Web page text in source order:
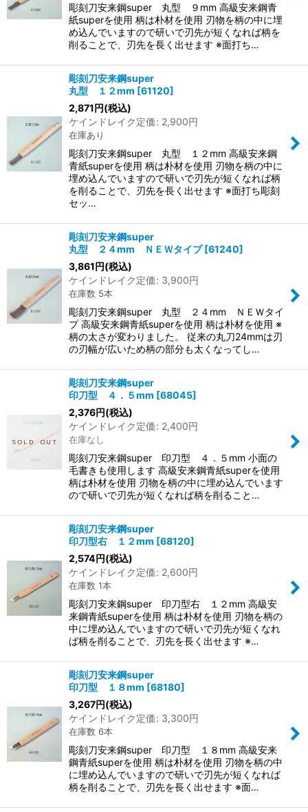
彫刻刀安来鋼super 丸型 ９mm 高級安来鋼青
紙superを使用 柄は朴材を使用 刃物を柄の中に埋
め込んでいますので研いで刃先が短くなれば柄を
削ることで、刃先を長く出せます ※面打ち…
彫刻刀安来鋼super
丸型 １２mm [61120]
2,871円(税込)
ケインドレイク定価: 2,900円
在庫あり
彫刻刀安来鋼super 丸型 １２mm 高級安来鋼
青紙superを使用 柄は朴材を使用 刃物を柄の中に
埋め込んでいますので研いで刃先が短くなれば柄
を削ることで、刃先を長く出せます ※面打ち彫刻
セッ…
彫刻刀安来鋼super
丸型 ２４mm ＮＥＷタイプ [61240]
3,861円(税込)
ケインドレイク定価: 3,900円
在庫数 5本
彫刻刀安来鋼super 丸型 ２４mm ＮＥＷタイ
プ 高級安来鋼青紙superを使用 柄は朴材を使用 ※
柄の太さが変わりました。 従来の丸刀24mmは刃
の刃幅が広いため柄の部分も太くなってし…
彫刻刀安来鋼super
印刀型 ４．５mm [68045]
2,376円(税込)
ケインドレイク定価: 2,400円
在庫なし
彫刻刀安来鋼super 印刀型 ４．５mm 小面の
毛書きも使用します 高級安来鋼青紙superを使用
柄は朴材を使用 刃物を柄の中に埋め込んでいます
ので研いで刃先が短くなれば柄を削ること…
彫刻刀安来鋼super
印刀型右 １２mm [68120]
2,574円(税込)
ケインドレイク定価: 2,600円
在庫数 1本
彫刻刀安来鋼super 印刀型右 １２mm 高級安
来鋼青紙superを使用 柄は朴材を使用 刃物を柄の
中に埋め込んでいますので研いで刃先が短くなれ
ば柄を削ることで、刃先を長く出せます ※…
彫刻刀安来鋼super
印刀型 １８mm [68180]
3,267円(税込)
ケインドレイク定価: 3,300円
在庫数 6本
彫刻刀安来鋼super 印刀型 １８mm 高級安来
鋼青紙superを使用 柄は朴材を使用 刃物を柄の中
に埋め込んでいますので研いで刃先が短くなれば
柄を削ることで、刃先を長く出せます ※面…